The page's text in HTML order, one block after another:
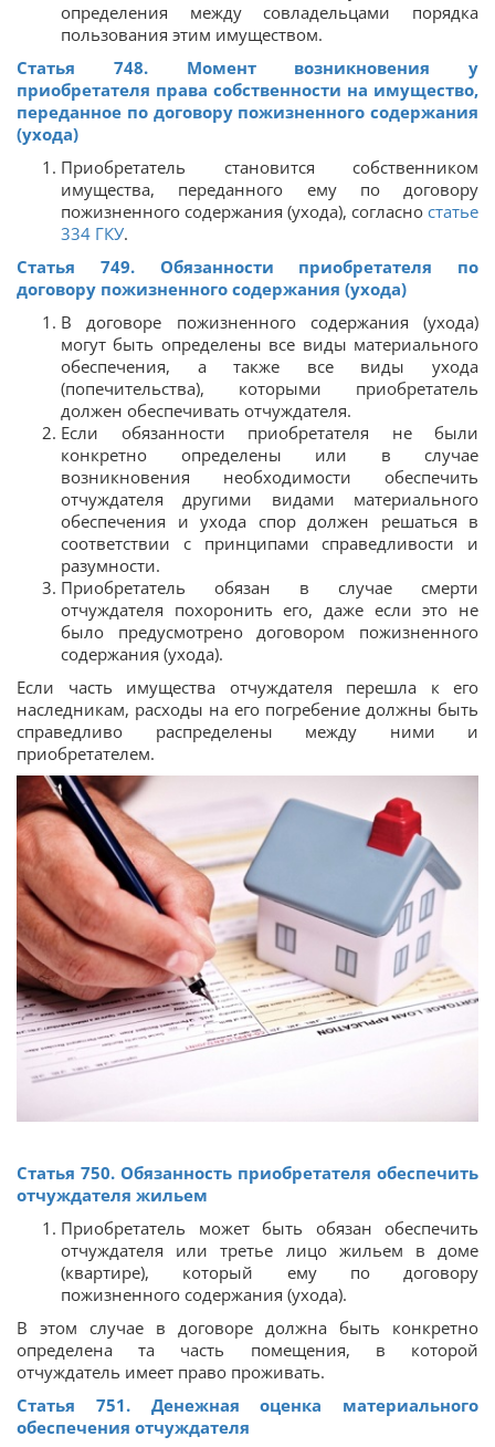
определения между совладельцами порядка
пользования этим имуществом.
Статья 748. Момент возникновения у
приобретателя права собственности на имущество,
переданное по договору пожизненного содержания
(ухода)
Приобретатель становится собственником
имущества, переданного ему по договору
пожизненного содержания (ухода), согласно статье
334 ГКУ.
Статья 749. Обязанности приобретателя по
договору пожизненного содержания (ухода)
В договоре пожизненного содержания (ухода)
могут быть определены все виды материального
обеспечения, а также все виды ухода
(попечительства), которыми приобретатель
должен обеспечивать отчуждателя.
Если обязанности приобретателя не были
конкретно определены или в случае
возникновения необходимости обеспечить
отчуждателя другими видами материального
обеспечения и ухода спор должен решаться в
соответствии с принципами справедливости и
разумности.
Приобретатель обязан в случае смерти
отчуждателя похоронить его, даже если это не
было предусмотрено договором пожизненного
содержания (ухода).
Если часть имущества отчуждателя перешла к его
наследникам, расходы на его погребение должны быть
справедливо распределены между ними и
приобретателем.
Статья 750. Обязанность приобретателя обеспечить
отчуждателя жильем
Приобретатель может быть обязан обеспечить
отчуждателя или третье лицо жильем в доме
(квартире), который ему по договору
пожизненного содержания (ухода).
В этом случае в договоре должна быть конкретно
определена та часть помещения, в которой
отчуждатель имеет право проживать.
Статья 751. Денежная оценка материального
обеспечения отчуждателя